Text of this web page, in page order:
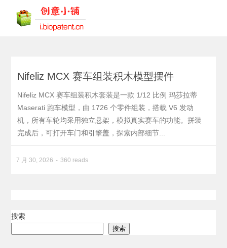
Nifeliz MCX 赛车组装积木模型摆件
Nifeliz MCX 赛车组装积木套装是一款 1/12 比例 玛莎拉蒂
Maserati 跑车模型，由 1726 个零件组装，搭载 V6 发动
机，所有车轮均采用独立悬架，模拟真实赛车的功能。拼装
完成后，可打开车门和引擎盖，探索内部细节...
7 月 30, 2026 360 reads
搜索
搜索